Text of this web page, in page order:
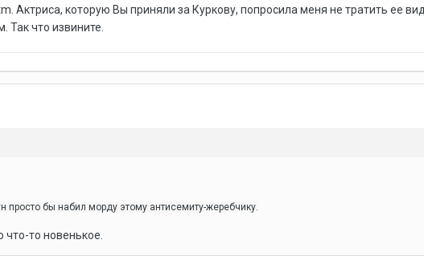
Актриса, которую Вы приняли за Куркову, попросила меня не тратить ее
Так что извините.
просто бы набил морду этому антисемиту-жеребчику.
то новенькое.